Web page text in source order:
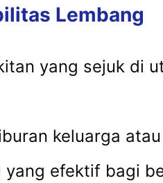
Lembang
yang sejuk di
keluarga
efektif bagi